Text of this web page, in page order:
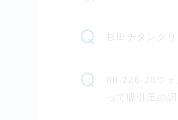
杉田チタンク
08-226-20ウォ
って吸引圧の